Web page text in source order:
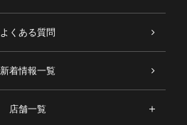
よくある質問
新着情報一覧
店舗一覧